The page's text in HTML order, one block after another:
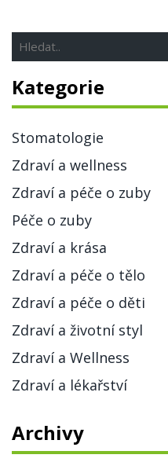
Kategorie
Stomatologie
Zdraví a wellness
Zdraví a péče o zuby
Péče o zuby
Zdraví a krása
Zdraví a péče o tělo
Zdraví a péče o děti
Zdraví a životní styl
Zdraví a Wellness
Zdraví a lékařství
Archivy